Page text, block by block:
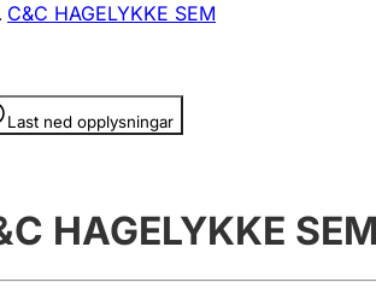
C&C HAGELYKKE SEM
Last ned opplysningar
er skjult
HAGELYKKE SEM